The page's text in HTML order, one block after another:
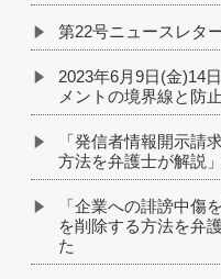
第22号ニュースレタ
2023年6月9日(金)14
メントの境界線と防
「発信者情報開示請
方法を弁護士が解説
「企業への誹謗中傷
を削除する方法を弁
た